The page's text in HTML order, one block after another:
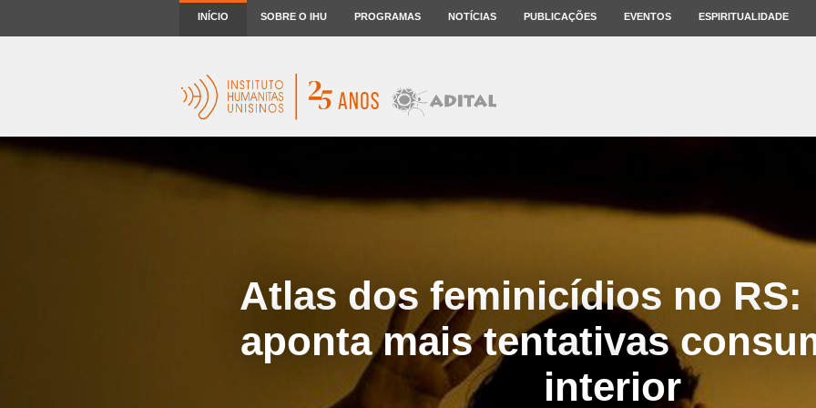
INÍCIO SOBRE O IHU PROGRAMAS NOTÍCIAS PUBLICAÇÕES EVENTOS ESPIRITUALIDADE
Atlas dos feminicídios no RS:
aponta mais tentativas
interior